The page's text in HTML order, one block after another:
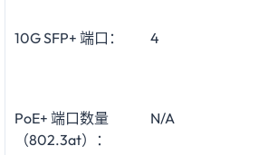
10G SFP+ 端口： 4
PoE+ 端口数量
（802.3at）：
N/A